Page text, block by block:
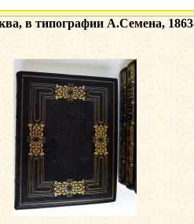
в типографии А.Семена, 1863-